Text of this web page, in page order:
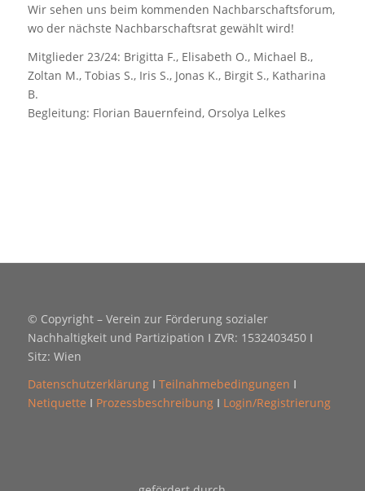
Wir sehen uns beim kommenden Nachbarschaftsforum,
wo der nächste Nachbarschaftsrat gewählt wird!
Mitglieder 23/24: Brigitta F., Elisabeth O., Michael B.,
Zoltan M., Tobias S., Iris S., Jonas K., Birgit S., Katharina
B.
Begleitung: Florian Bauernfeind, Orsolya Lelkes
© Copyright – Verein zur Förderung sozialer
Nachhaltigkeit und Partizipation Ⅰ ZVR: 1532403450 Ⅰ
Sitz: Wien
DatenschutzerklärungⅠ Teilnahmebedingungen Ⅰ
Netiquette Ⅰ ProzessbeschreibungⅠ Login/Registrierung